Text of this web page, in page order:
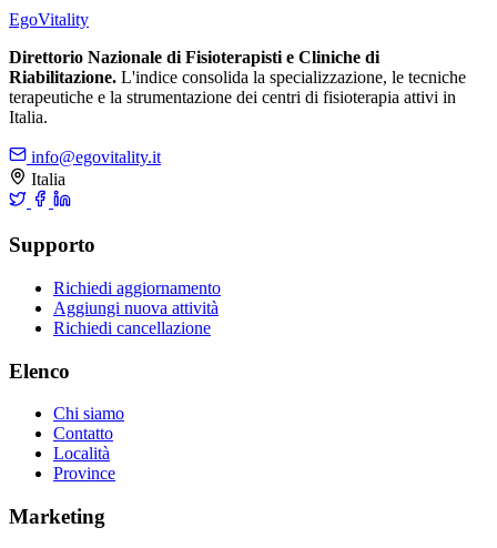
EgoVitality
Direttorio Nazionale di Fisioterapisti e Cliniche di
Riabilitazione. L'indice consolida la specializzazione, le tecniche
terapeutiche e la strumentazione dei centri di fisioterapia attivi in
Italia.
info@egovitality.it
Italia
Supporto
Richiedi aggiornamento
Aggiungi nuova attività
Richiedi cancellazione
Elenco
Chi siamo
Contatto
Località
Province
Marketing